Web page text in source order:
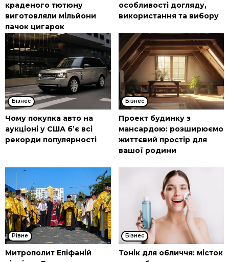
краденого тютюну
виготовляли мільйони
пачок цигарок
особливості догляду,
використання та вибору
Бізнес
Чому покупка авто на
аукціоні у США б’є всі
рекорди популярності
Бізнес
Проект будинку з
мансардою: розширюємо
життєвий простір для
вашої родини
Рівне
Митрополит Епіфаній
Бізнес
Тонік для обличчя: місток